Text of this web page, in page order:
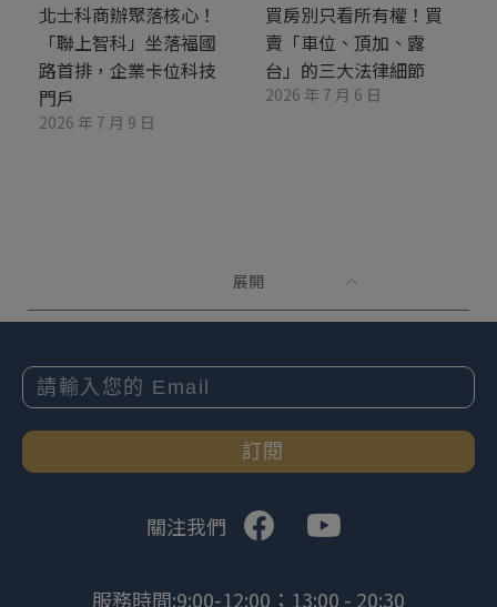
北士科商辦聚落核心！
「聯上智科」坐落福國
路首排，企業卡位科技
門戶
2026 年 7 月 9 日
買房別只看所有權！買
賣「車位、頂加、露
台」的三大法律細節
2026 年 7 月 6 日
展開
關注我們
訂閱
服務時間:9:00-12:00；13:00 - 20:30